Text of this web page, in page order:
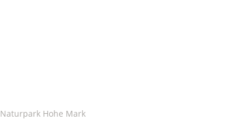
Naturpark Hohe Mark